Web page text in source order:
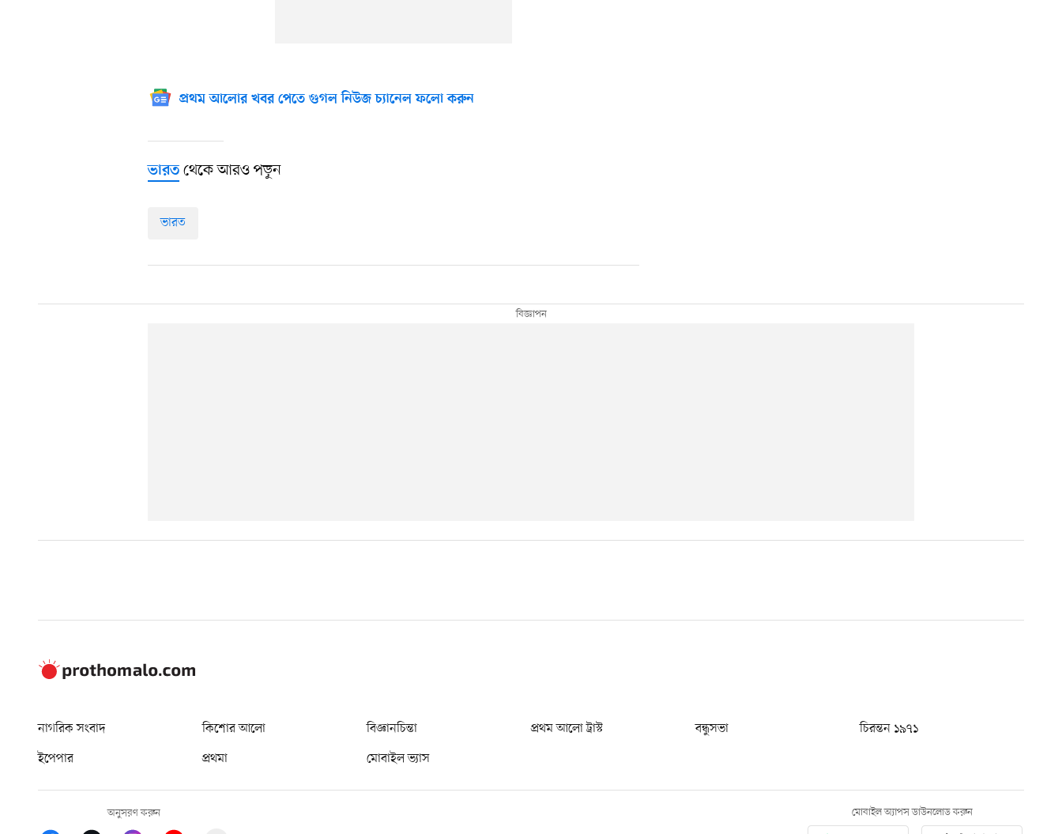
প্রথম আলোর খবর পেতে গুগল নিউজ চ্যানেল ফলো করুন
ভারত থেকে আরও পড়ুন
ভারত
নাগরিক সংবাদ কিশোর আলো বিজ্ঞানচিন্তা প্রথম আলো ট্রাস্ট বন্ধুসভা
চিরন্তন ১৯৭১
ইপেপার
প্রথমা মোবাইল ভ্যাস
অনুসরণ করুন মোবাইল অ্যাপস ডাউনলোড করুন